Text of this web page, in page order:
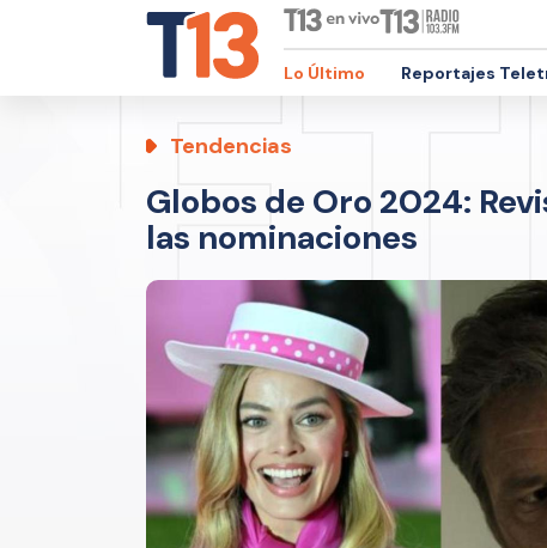
Lo Último Reportajes
Tendencias
Globos de Oro 2024:
las nominaciones